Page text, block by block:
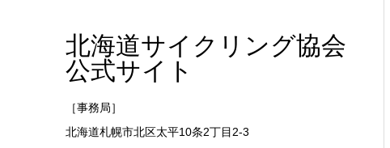
北海道サイクリング協会
公式サイト
［事務局］
北海道札幌市北区太平10条2丁目2-3